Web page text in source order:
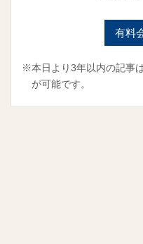
有料
※本日より3年以内の記事
が可能です。